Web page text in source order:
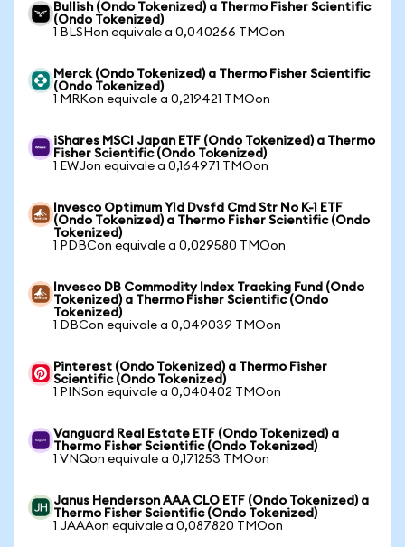
Bullish (Ondo Tokenized) a Thermo Fisher Scientific
(Ondo Tokenized)
1 BLSHon equivale a 0,040266 TMOon
Merck (Ondo Tokenized) a Thermo Fisher Scientific
(Ondo Tokenized)
1 MRKon equivale a 0,219421 TMOon
iShares MSCI Japan ETF (Ondo Tokenized) a Thermo
Fisher Scientific (Ondo Tokenized)
1 EWJon equivale a 0,164971 TMOon
Invesco Optimum Yld Dvsfd Cmd Str No K-1 ETF
(Ondo Tokenized) a Thermo Fisher Scientific (Ondo
Tokenized)
1 PDBCon equivale a 0,029580 TMOon
Invesco DB Commodity Index Tracking Fund (Ondo
Tokenized) a Thermo Fisher Scientific (Ondo
Tokenized)
1 DBCon equivale a 0,049039 TMOon
Pinterest (Ondo Tokenized) a Thermo Fisher
Scientific (Ondo Tokenized)
1 PINSon equivale a 0,040402 TMOon
Vanguard Real Estate ETF (Ondo Tokenized) a
Thermo Fisher Scientific (Ondo Tokenized)
1 VNQon equivale a 0,171253 TMOon
Janus Henderson AAA CLO ETF (Ondo Tokenized) a
Thermo Fisher Scientific (Ondo Tokenized)
1 JAAAon equivale a 0,087820 TMOon